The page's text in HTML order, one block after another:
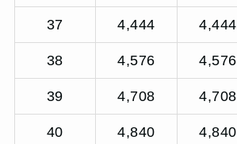
37 4,444 4,444
38 4,576 4,576
39 4,708 4,708
40 4,840 4,840